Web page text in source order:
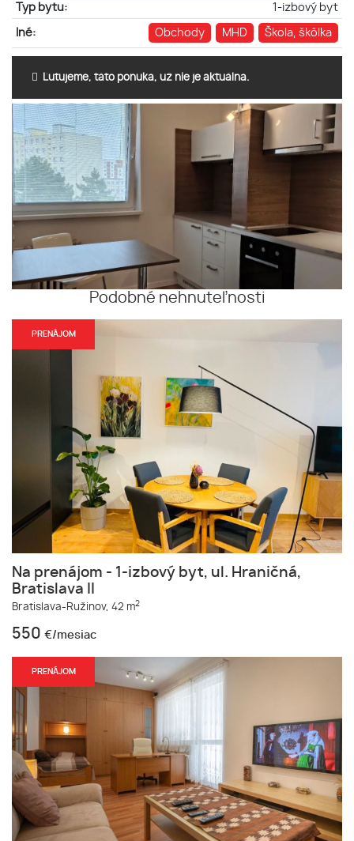
Typ bytu:
1-izbový byt
Iné: Obchody MHD Škola, škôlka
Ľutujeme, táto ponuka, už nie je aktuálna.
Podobné nehnuteľnosti
PRENÁJOM
Na prenájom - 1-izbový byt, ul. Hraničná,
Bratislava II
Bratislava-Ružinov, 42 m2
550 €/mesiac
PRENÁJOM